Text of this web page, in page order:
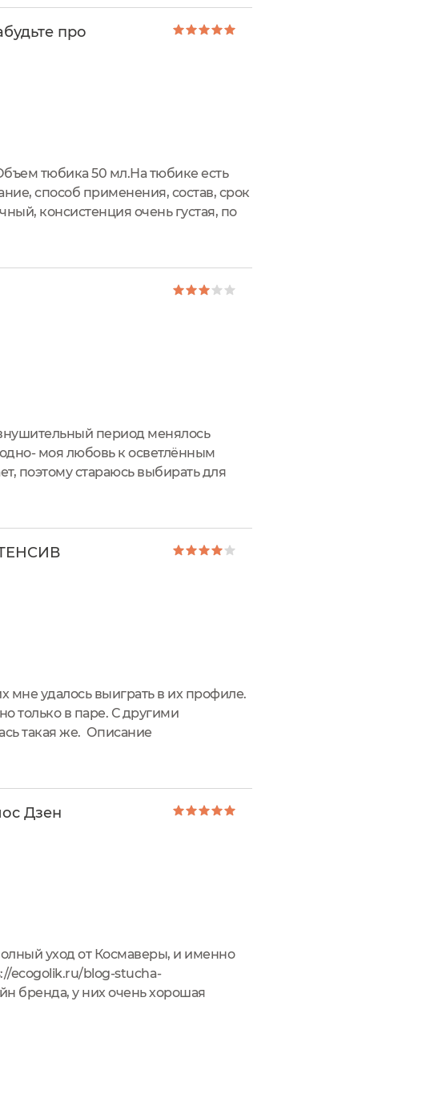
про
тюбика 50 мл.На тюбике есть
способ применения, состав, срок
консистенция очень густая, по
период менялось
моя любовь к осветлённым
поэтому стараюсь выбирать для
удалось выиграть в их профиле.
только в паре. С другими
такая же. Описание
Дзен
уход от Космаверы, и именно
ecogolik.ru/blog-stucha-
бренда, у них очень хорошая